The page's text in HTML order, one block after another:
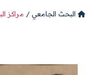
البحث الجامعي مراكز